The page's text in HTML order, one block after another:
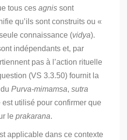
tous ces agnis sont
qu’ils sont construits ou «
connaissance (vidya).
indépendants et, par
pas à l’action rituelle
(VS 3.3.50) fournit la
Purva-mimamsa, sutra
utilisé pour confirmer que
le prakarana.
applicable dans ce contexte